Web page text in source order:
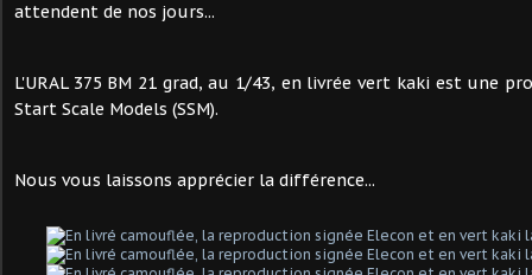
attendent de nos jours...
L'URAL 375 BM 21 grad, au 1/43, en livrée vert kaki est une
Start Scale Models (SSM).
Nous vous laissons apprécier la différence...